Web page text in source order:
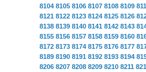
8104 8105 8106 8107 8108 8109
8121 8122 8123 8124 8125 8126
8138 8139 8140 8141 8142 8143
8155 8156 8157 8158 8159 8160
8172 8173 8174 8175 8176 8177
8189 8190 8191 8192 8193 8194
8206 8207 8208 8209 8210 8211